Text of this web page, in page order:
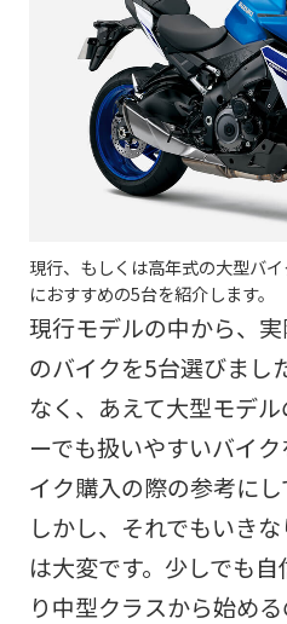
現行、もしくは高年式の大型バ
におすすめの5台を紹介します。
現行モデルの中から、
のバイクを5台選びまし
なく、あえて大型モデ
ーでも扱いやすいバイ
イク購入の際の参考にし
しかし、それでもいき
は大変です。少しでも
り中型クラスから始める